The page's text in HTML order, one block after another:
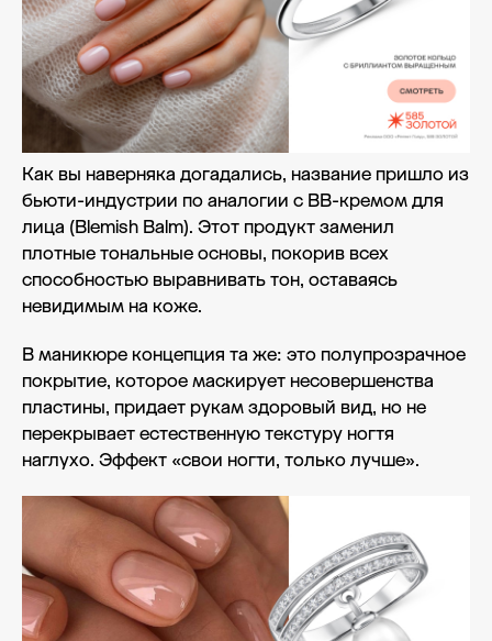
Как вы наверняка догадались, название пришло из
бьюти-индустрии по аналогии с BB-кремом для
лица (Blemish Balm). Этот продукт заменил
плотные тональные основы, покорив всех
способностью выравнивать тон, оставаясь
невидимым на коже.
В маникюре концепция та же: это полупрозрачное
покрытие, которое маскирует несовершенства
пластины, придает рукам здоровый вид, но не
перекрывает естественную текстуру ногтя
наглухо. Эффект «свои ногти, только лучше».